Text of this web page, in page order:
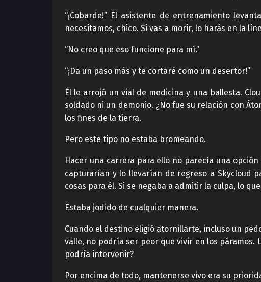
“¡Cobarde!” El asistente de entrenamiento
necesitamos, chico. Si vas a morir, lo harás en la
“No creo que eso funcione para mí.”
“¡Da un paso más y te cortaré como un desertor!”
Él le arrojó un vial de medicina y una ballesta.
soldado ni un demonio. ¿No fue su relación con
los fines de la tierra.
Pero este tipo no estaba bromeando.
Hacer una carrera para ello no parecía una
capturarían y lo llevarían de regreso a Skycloud
cosas para él. Si se negaba a admitir la culpa, lo
Estaba jodido de cualquier manera.
Cuando el destino eligió atornillarte, incluso un
valle, no podría ser peor que vivir en los páramos.
podría intervenir?
Por encima de todo, mantenerse vivo era su